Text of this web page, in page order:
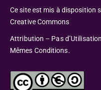
Ce site est mis à disposition
Creative Commons
Attribution – Pas
Mêmes Conditions.